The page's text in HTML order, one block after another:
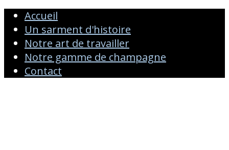
Accueil
Un sarment d'histoire
Notre art de travailler
Notre gamme de champagne
Contact